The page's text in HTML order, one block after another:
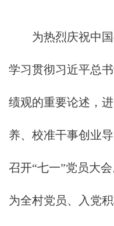
为热烈庆祝中国
学习贯彻习近平总
绩观的重要论述，
养、校准干事创业
召开“七一”党员大
为全村党员、入党